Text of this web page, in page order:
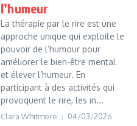
l’humeur
La thérapie par le rire est une
approche unique qui exploite le
pouvoir de l’humour pour
améliorer le bien-être mental
et élever l’humeur. En
participant à des activités qui
provoquent le rire, les in...
Clara Whitmore 04/03/2026